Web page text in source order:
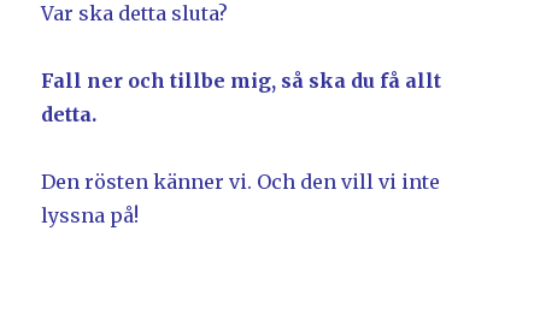
Var ska detta sluta?
Fall ner och tillbe mig, så ska du få allt
detta.
Den rösten känner vi. Och den vill vi inte
lyssna på!